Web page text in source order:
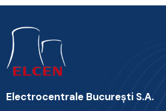
Electrocentrale Bucureşti S.A.